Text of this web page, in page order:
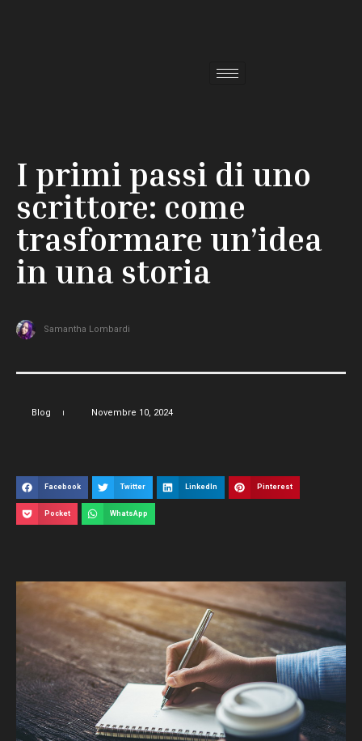
I primi passi di uno
scrittore: come
trasformare un’idea
in una storia
Samantha Lombardi
Blog Novembre 10, 2024
Facebook Twitter LinkedIn Pinterest
Pocket WhatsApp